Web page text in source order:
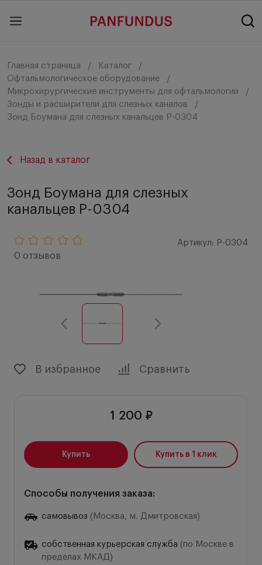
Главная страница
Каталог
Офтальмологическое оборудование
Микрохирургические инструменты для офтальмологии
Зонды и расширители для слезных каналов
Зонд Боумана для слезных канальцев P-0304
Назад в каталог
Зонд Боумана для слезных
канальцев P-0304
0 отзывов
Артикул: P-0304
В избранное Сравнить
1 200 ₽
Купить Купить в 1 клик
Способы получения заказа:
самовывоз (Москва, м. Дмитровская)
собственная курьерская служба (по Москве в
пределах МКАД)